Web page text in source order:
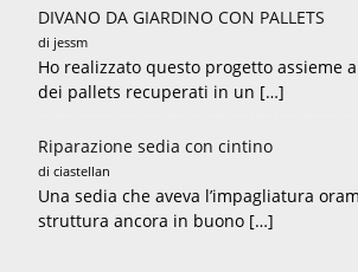
DIVANO DA GIARDINO CON PALLETS
di jessm
Ho realizzato questo progetto assieme
dei pallets recuperati in un […]
Riparazione sedia con cintino
di ciastellan
Una sedia che aveva l’impagliatura
struttura ancora in buono […]